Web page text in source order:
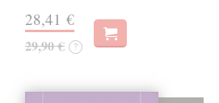
28,41 €
29,90 € ?